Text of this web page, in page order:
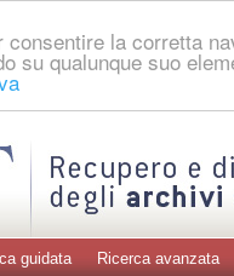
la corretta
su qualunque suo
guidata Ricerca avanzata